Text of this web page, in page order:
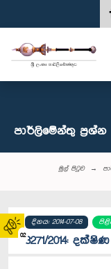
02
පාර්ලි‌මේන්තු‌ ප්‍රශ්න
මුල් පිටුව
දිනය: 2014-07-08
3271/2014: